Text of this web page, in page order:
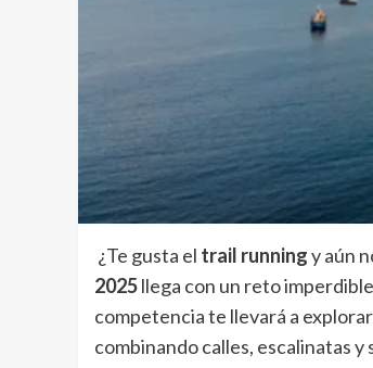
¿Te gusta el trail runningy aún
2025llega con un reto
competencia te llevará a explorar
combinando calles, escalinatas